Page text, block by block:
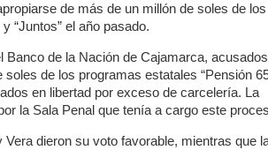
de más de un millón de soles de los
“Juntos” el año pasado.
Banco de la Nación de Cajamarca,
de los programas estatales “Pensión
en libertad por exceso de carcelería. La
la Sala Penal que tenía a cargo este
dieron su voto favorable, mientras que